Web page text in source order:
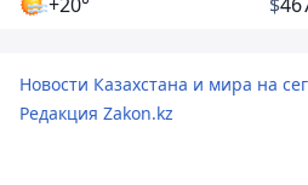
Новости Казахстана и мира на
Редакция Zakon.kz